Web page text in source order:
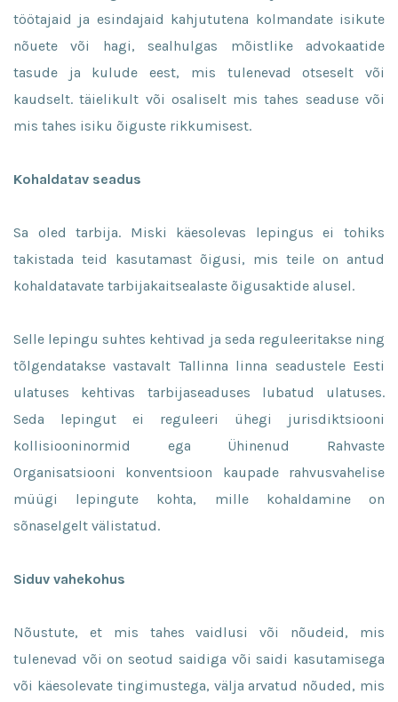
töötajaid ja esindajaid kahjututena kolmandate isikute
nõuete või hagi, sealhulgas mõistlike advokaatide
tasude ja kulude eest, mis tulenevad otseselt või
kaudselt. täielikult või osaliselt mis tahes seaduse või
mis tahes isiku õiguste rikkumisest.
Kohaldatav seadus
Sa oled tarbija. Miski käesolevas lepingus ei tohiks
takistada teid kasutamast õigusi, mis teile on antud
kohaldatavate tarbijakaitsealaste õigusaktide alusel.
Selle lepingu suhtes kehtivad ja seda reguleeritakse ning
tõlgendatakse vastavalt Tallinna linna seadustele Eesti
ulatuses kehtivas tarbijaseaduses lubatud ulatuses.
Seda lepingut ei reguleeri ühegi jurisdiktsiooni
kollisiooninormid ega Ühinenud Rahvaste
Organisatsiooni konventsioon kaupade rahvusvahelise
müügi lepingute kohta, mille kohaldamine on
sõnaselgelt välistatud.
Siduv vahekohus
Nõustute, et mis tahes vaidlusi või nõudeid, mis
tulenevad või on seotud saidiga või saidi kasutamisega
või käesolevate tingimustega, välja arvatud nõuded, mis